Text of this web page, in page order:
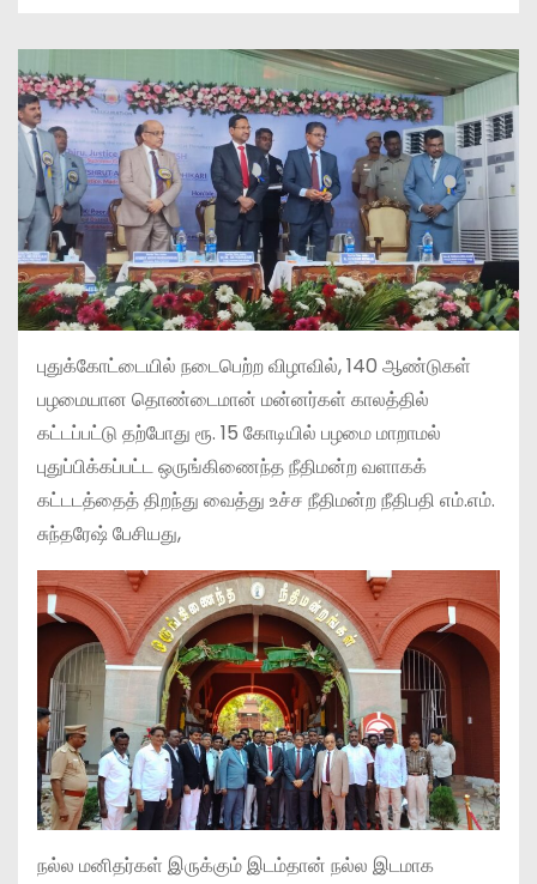
புதுக்கோட்டையில் நடைபெற்ற விழாவில், 140 ஆண்டுகள்
பழமையான தொண்டைமான் மன்னர்கள் காலத்தில்
கட்டப்பட்டு தற்போது ரூ. 15 கோடியில் பழமை மாறாமல்
புதுப்பிக்கப்பட்ட ஒருங்கிணைந்த நீதிமன்ற வளாகக்
கட்டடத்தைத் திறந்து வைத்து உச்ச நீதிமன்ற நீதிபதி எம்.எம்.
சுந்தரேஷ் பேசியது,
நல்ல மனிதர்கள் இருக்கும் இடம்தான் நல்ல இடமாக